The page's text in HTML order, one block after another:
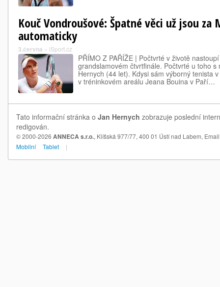
Kouč Vondroušové: Špatné věci už jsou za
automaticky
3.června » iSport.cz
PŘÍMO Z PAŘÍŽE | Počtvrté v životě
grandslamovém čtvrtfinále. Počtvrté u toho
Hernych (44 let). Kdysi sám výborný tenista
v tréninkovém areálu Jeana Bouina v Paří…
Tato informační stránka o Jan Hernych zobrazuje poslední
redigován.
© 2000-2026 ANNECA s.r.o., Klíšská 977/77, 400 01 Ústí nad Labem,
Mobilní
Tablet |